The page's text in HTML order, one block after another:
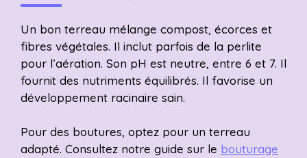
Un bon terreau mélange compost, écorces et
fibres végétales. Il inclut parfois de la perlite
pour l’aération. Son pH est neutre, entre 6 et 7. Il
fournit des nutriments équilibrés. Il favorise un
développement racinaire sain.
Pour des boutures, optez pour un terreau
adapté. Consultez notre guide sur le bouturage